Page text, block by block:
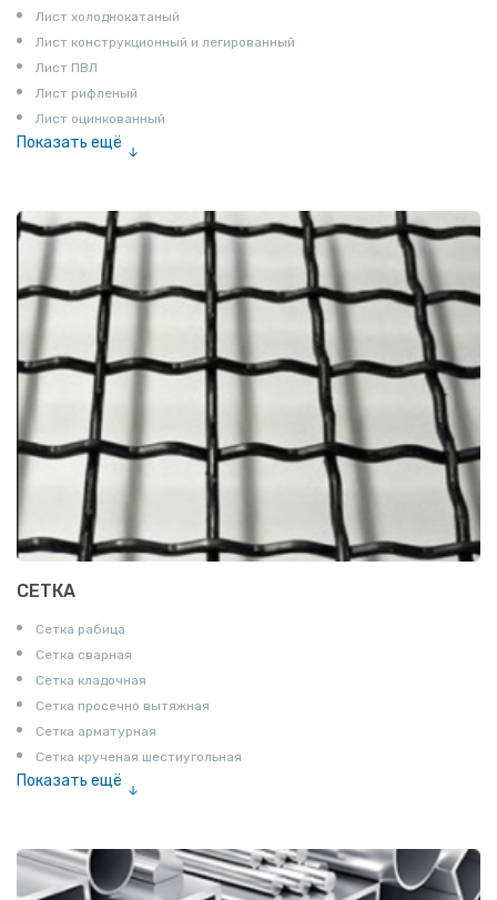
Лист холоднокатаный
Лист конструкционный и легированный
Лист ПВЛ
Лист рифленый
Лист оцинкованный
Показать ещё
СЕТКА
Сетка рабица
Сетка сварная
Сетка кладочная
Сетка просечно вытяжная
Сетка арматурная
Сетка крученая шестиугольная
Показать ещё